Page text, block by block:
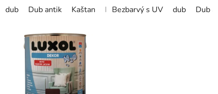
dub Dub antik Kaštan Mahahon Ořech Palisander
Bezbarvý s UV dub Dub